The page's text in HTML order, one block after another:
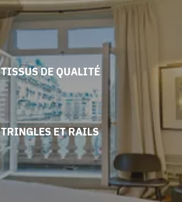
TISSUS DE QUALITÉ
TRINGLES ET RAILS